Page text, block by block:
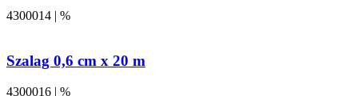
4300014 | %
Szalag 0,6 cm x 20 m
4300016 | %